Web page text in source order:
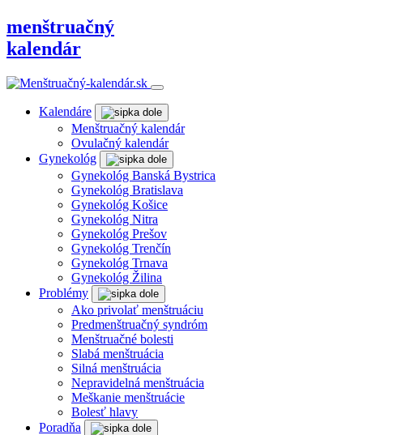
menštruačný
kalendár
Kalendáre
Menštruačný kalendár
Ovulačný kalendár
Gynekológ
Gynekológ Banská Bystrica
Gynekológ Bratislava
Gynekológ Košice
Gynekológ Nitra
Gynekológ Prešov
Gynekológ Trenčín
Gynekológ Trnava
Gynekológ Žilina
Problémy
Ako privolať menštruáciu
Predmenštruačný syndróm
Menštruačné bolesti
Slabá menštruácia
Silná menštruácia
Nepravidelná menštruácia
Meškanie menštruácie
Bolesť hlavy
Poradňa